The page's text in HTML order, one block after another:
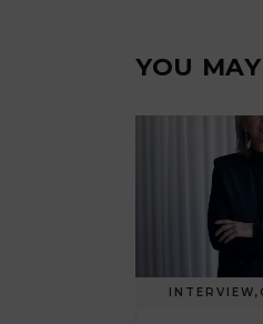
YOU
INTERVIEW,